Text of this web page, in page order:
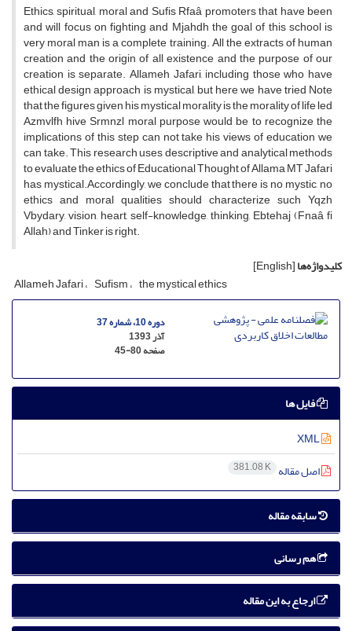
Ethics, spiritual, moral and Sufis Rfaâ promoters that have been
and will focus on fighting and Mjahdh the goal of this school is
very moral man is a complete training. All the extracts of human
creation and the origin of all existence and the purpose of our
creation is separate. Allameh Jafari, including those who have
ethical design approach is mystical, but here we have tried Note
that the figures given his mystical morality is the morality of life led
Azmvlfh hive Srmnzl moral purpose would be to recognize the
implications of this step can not take his views of education we
can take. This research uses descriptive and analytical methods
to evaluate the ethics of Educational Thought of Allama MT Jafari
has mystical.Accordingly, we conclude that there is no mystic, no
ethics and moral qualities should characterize such Yqzh
Vbydary, vision, heart, self-knowledge, thinking, Ebtehaj (Fnaâ fi
Allah) and Tinker is right.
کلیدواژه‌ها[English]
Allameh Jafari Sufism the mystical ethics
دوره 10، شماره 37
آذر 1393
صفحه45-80
فایل ها
اصل مقاله 381.08 K
سابقه مقاله
هم رسانی
ارجاع به این مقاله